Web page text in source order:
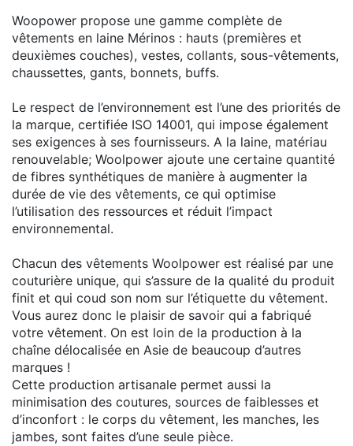
Woopower propose une gamme complète de
vêtements en laine Mérinos : hauts (premières et
deuxièmes couches), vestes, collants, sous-vêtements,
chaussettes, gants, bonnets, buffs.
Le respect de l’environnement est l’une des priorités de
la marque, certifiée ISO 14001, qui impose également
ses exigences à ses fournisseurs. A la laine, matériau
renouvelable; Woolpower ajoute une certaine quantité
de fibres synthétiques de manière à augmenter la
durée de vie des vêtements, ce qui optimise
l’utilisation des ressources et réduit l’impact
environnemental.
Chacun des vêtements Woolpower est réalisé par une
couturière unique, qui s’assure de la qualité du produit
finit et qui coud son nom sur l’étiquette du vêtement.
Vous aurez donc le plaisir de savoir qui a fabriqué
votre vêtement. On est loin de la production à la
chaîne délocalisée en Asie de beaucoup d’autres
marques !
Cette production artisanale permet aussi la
minimisation des coutures, sources de faiblesses et
d’inconfort : le corps du vêtement, les manches, les
jambes, sont faites d’une seule pièce.